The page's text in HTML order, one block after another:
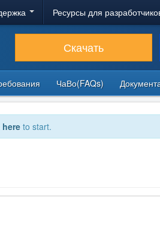
Ресурсы для
Скачать
ЧаВо(FAQs)
here to start.